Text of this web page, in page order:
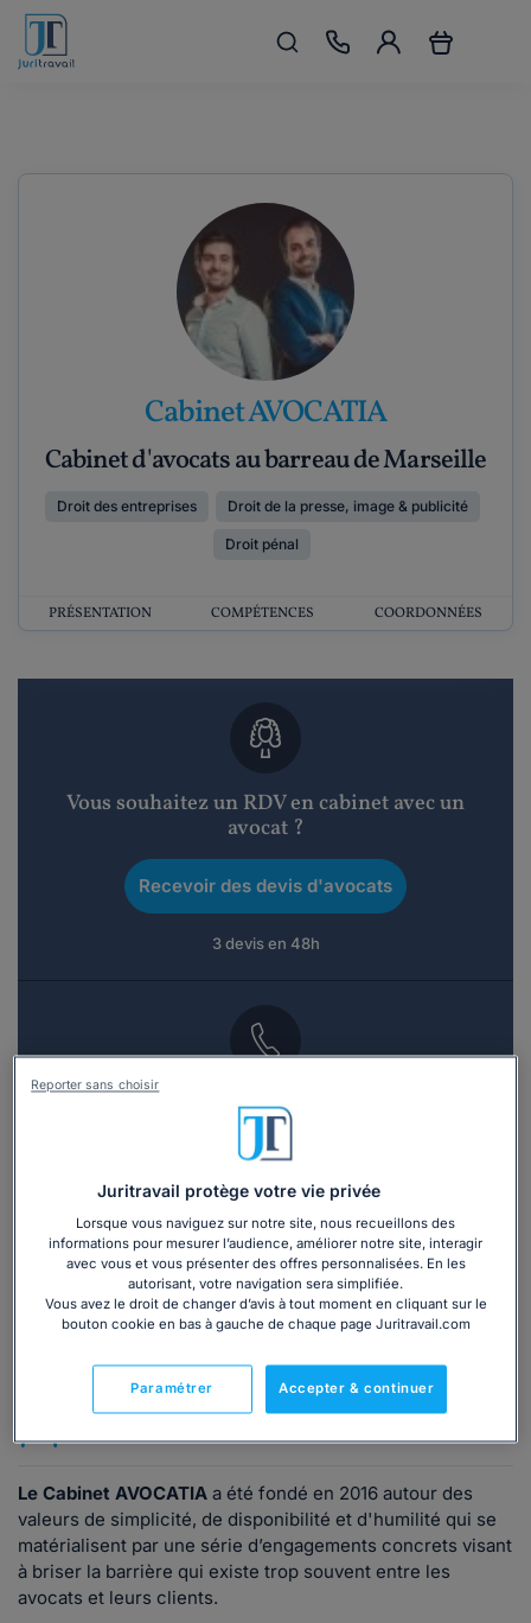
Cabinet AVOCATIA
Cabinet d'avocats au barreau de Marseille
Droit des entreprises Droit de la presse, image & publicité
Droit pénal
PRÉSENTATION COMPÉTENCES COORDONNÉES
Vous souhaitez un RDV en cabinet avec un
avocat ?
Recevoir des devis d'avocats
3 devis en 48h
Vous souhaitez une consultation par
téléphone ?
Consulter immédiatement
ou appelez le01 75 75 42 33(8h à 21h du lundi au
vendredi)
Vous êtes avocat ?
Le Cabinet AVOCATIA a été fondé en 2016 autour des
valeurs de simplicité, de disponibilité et d'humilité qui se
matérialisent par une série d’engagements concrets visant
à briser la barrière qui existe trop souvent entre les
avocats et leurs clients.
Juritravail protège votre vie privée
Lorsque vous naviguez sur notre site, nous recueillons des
informations pour mesurer l’audience, améliorer notre site, interagir
avec vous et vous présenter des offres personnalisées. En les
autorisant, votre navigation sera simplifiée.
Vous avez le droit de changer d’avis à tout moment en cliquant sur le
bouton cookie en bas à gauche de chaque page Juritravail.com
Accepter & continuer
Paramétrer
Reporter sans choisir